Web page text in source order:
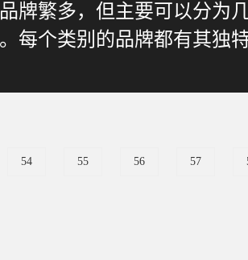
牌繁多，但主要可以分为
每个类别的品牌都有其独
进行选择
54 55 56 57